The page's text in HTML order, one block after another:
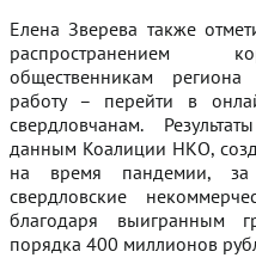
Елена Зверева также
распространением
общественникам
работу – перейти в
свердловчанам.
данным Коалиции НКО,
на время пандемии,
свердловские
благодаря выигранным
порядка 400 миллионов